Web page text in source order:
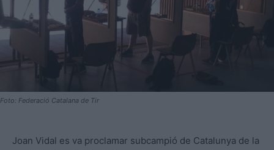
Foto: Federació Catalana de Tir
Joan Vidal es va proclamar subcampió de Catalunya de la